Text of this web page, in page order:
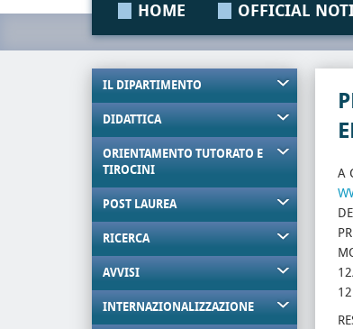
HOME OFFICIAL
IL DIPARTIMENTO
DIDATTICA
ORIENTAMENTO TUTORATO E
TIROCINI
POST LAUREA
RICERCA
AVVISI
INTERNAZIONALIZZAZIONE
A